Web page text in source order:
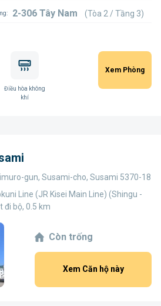
2-306 Tây Nam (Tòa 2 / Tầng 3)
Điều hòa không
khí
Xem Phòng
gun, Susami-cho, Susami 5370-18
Line (JR Kisei Main Line) (Shingu -
đi bộ, 0.5 km
Còn trống
Xem Căn hộ này